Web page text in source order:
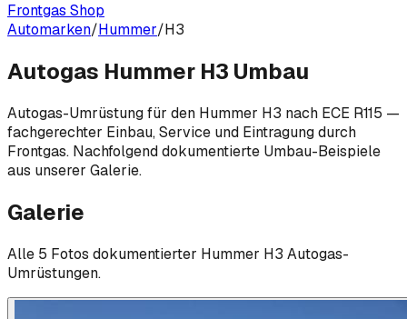
Frontgas Shop
Automarken/Hummer/H3
Autogas Hummer H3 Umbau
Autogas-Umrüstung für den Hummer H3 nach ECE R115 —
fachgerechter Einbau, Service und Eintragung durch
Frontgas. Nachfolgend dokumentierte Umbau-Beispiele
aus unserer Galerie.
Galerie
Alle 5 Fotos dokumentierter Hummer H3 Autogas-
Umrüstungen.